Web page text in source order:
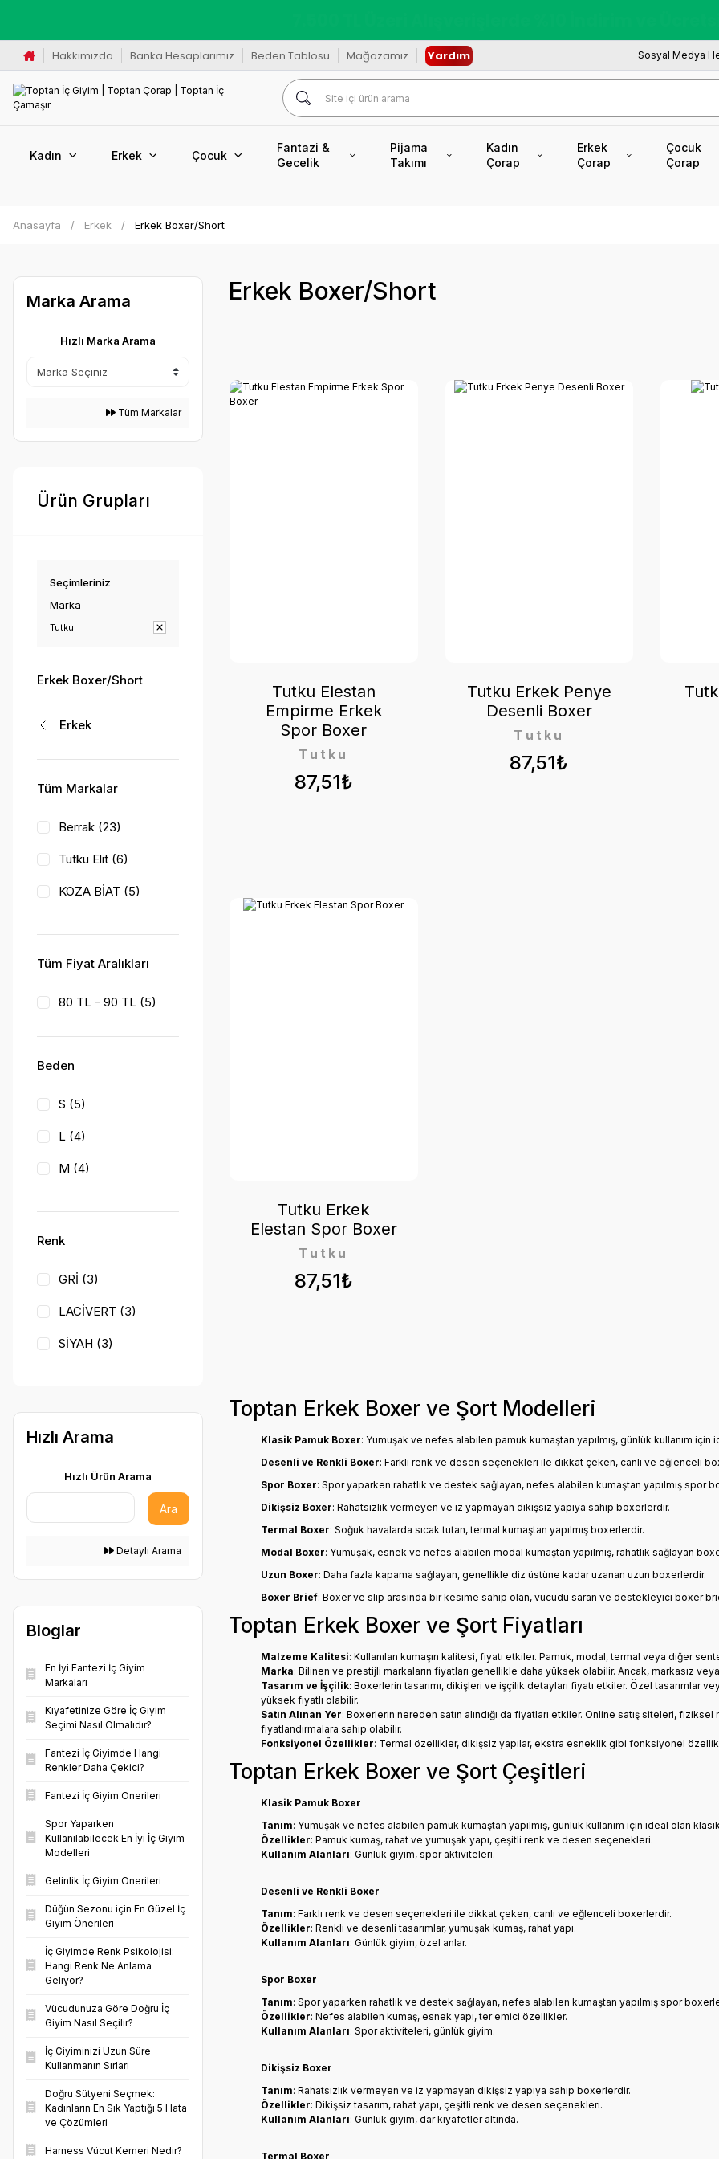
Hakkımızda Banka Hesaplarımız Beden Tablosu Mağazamız Yardım Sosyal Medya
Kadın Erkek Çocuk
Fantazi &
Gecelik
Pijama
Takımı
Kadın
Çorap
Erkek
Çorap
Çocuk
Çorap
Anasayfa Erkek Erkek Boxer/Short
Marka Arama
Hızlı Marka Arama
Tüm Markalar
Ürün Grupları
Seçimleriniz
Marka
Tutku
Erkek Boxer/Short
Erkek
Tüm Markalar
Berrak (23)
Tutku Elit (6)
KOZA BİAT (5)
BOXXO (3)
NBB İÇ GİYİM (1)
SEZON SONU
Tüm Fiyat Aralıkları
80 TL - 90 TL (5)
Beden
S (5)
L (4)
M (4)
XXL (4)
Renk
GRİ (3)
LACİVERT (3)
SİYAH (3)
FÜME (2)
HAVACI MAVİ (1)
Hızlı Arama
Hızlı Ürün Arama
Ara
Detaylı Arama
Bloglar
En İyi Fantezi İç Giyim
Markaları
Kıyafetinize Göre İç Giyim
Seçimi Nasıl Olmalıdır?
Fantezi İç Giyimde Hangi
Renkler Daha Çekici?
Fantezi İç Giyim Önerileri
Spor Yaparken
Kullanılabilecek En İyi İç Giyim
Modelleri
Gelinlik İç Giyim Önerileri
Düğün Sezonu için En Güzel İç
Giyim Önerileri
İç Giyimde Renk Psikolojisi:
Hangi Renk Ne Anlama
Geliyor?
Vücudunuza Göre Doğru İç
Giyim Nasıl Seçilir?
İç Giyiminizi Uzun Süre
Kullanmanın Sırları
Doğru Sütyeni Seçmek:
Kadınların En Sık Yaptığı 5 Hata
ve Çözümleri
Harness Vücut Kemeri Nedir?
Erkek Boxer/Short
87,51₺
Tutku
Tutku Elestan
Empirme Erkek
Spor Boxer
87,51₺
Tutku
Tutku Erkek Penye
Desenli Boxer
87,51₺
Tutku
Tutku Erkek
Elestan Spor Boxer
Toptan Erkek Boxer ve Şort Modelleri
Klasik Pamuk Boxer: Yumuşak ve nefes alabilen pamuk kumaştan yapılmış, günlük kullanım
Desenli ve Renkli Boxer: Farklı renk ve desen seçenekleri ile dikkat çeken, canlı ve eğlenceli
Spor Boxer: Spor yaparken rahatlık ve destek sağlayan, nefes alabilen kumaştan yapılmış spor
Dikişsiz Boxer: Rahatsızlık vermeyen ve iz yapmayan dikişsiz yapıya sahip boxerlerdir.
Termal Boxer: Soğuk havalarda sıcak tutan, termal kumaştan yapılmış boxerlerdir.
Modal Boxer: Yumuşak, esnek ve nefes alabilen modal kumaştan yapılmış, rahatlık sağlayan
Uzun Boxer: Daha fazla kapama sağlayan, genellikle diz üstüne kadar uzanan uzun boxerlerdir.
Boxer Brief: Boxer ve slip arasında bir kesime sahip olan, vücudu saran ve destekleyici boxer
Toptan Erkek Boxer ve Şort Fiyatları
Malzeme Kalitesi: Kullanılan kumaşın kalitesi, fiyatı etkiler. Pamuk, modal, termal veya diğer
Marka: Bilinen ve prestijli markaların fiyatları genellikle daha yüksek olabilir. Ancak, markasız
Tasarım ve İşçilik: Boxerlerin tasarımı, dikişleri ve işçilik detayları fiyatı etkiler. Özel tasarımlar
yüksek fiyatlı olabilir.
Satın Alınan Yer: Boxerlerin nereden satın alındığı da fiyatları etkiler. Online satış siteleri,
fiyatlandırmalara sahip olabilir.
Fonksiyonel Özellikler: Termal özellikler, dikişsiz yapılar, ekstra esneklik gibi fonksiyonel
Toptan Erkek Boxer ve Şort Çeşitleri
Klasik Pamuk Boxer
Tanım: Yumuşak ve nefes alabilen pamuk kumaştan yapılmış, günlük kullanım için ideal olan
Özellikler: Pamuk kumaş, rahat ve yumuşak yapı, çeşitli renk ve desen seçenekleri.
Kullanım Alanları: Günlük giyim, spor aktiviteleri.
Desenli ve Renkli Boxer
Tanım: Farklı renk ve desen seçenekleri ile dikkat çeken, canlı ve eğlenceli boxerlerdir.
Özellikler: Renkli ve desenli tasarımlar, yumuşak kumaş, rahat yapı.
Kullanım Alanları: Günlük giyim, özel anlar.
Spor Boxer
Tanım: Spor yaparken rahatlık ve destek sağlayan, nefes alabilen kumaştan yapılmış spor
Özellikler: Nefes alabilen kumaş, esnek yapı, ter emici özellikler.
Kullanım Alanları: Spor aktiviteleri, günlük giyim.
Dikişsiz Boxer
Tanım: Rahatsızlık vermeyen ve iz yapmayan dikişsiz yapıya sahip boxerlerdir.
Özellikler: Dikişsiz tasarım, rahat yapı, çeşitli renk ve desen seçenekleri.
Kullanım Alanları: Günlük giyim, dar kıyafetler altında.
Termal Boxer